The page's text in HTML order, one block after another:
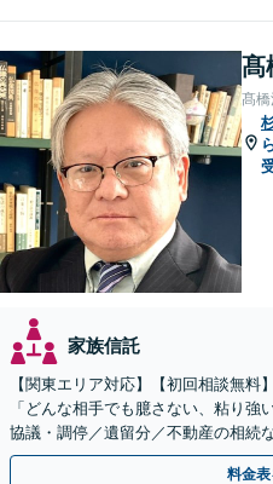
髙
髙
家族信託
【関東エリア対応】【初回相談無料
「どんな相手でも臆さない、粘り強
協議・調停／遺留分／不動産の相続
ください。遺言書や生前贈与など生
料金